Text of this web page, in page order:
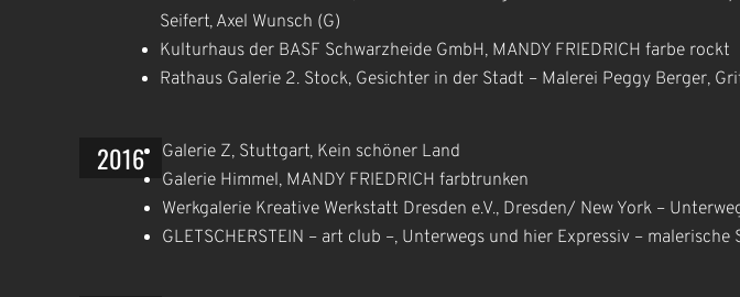
Seifert, Axel Wunsch (G)
Kulturhaus der BASF Schwarzheide GmbH, MANDY FRIEDRICH farbe rockt
Rathaus Galerie 2. Stock, Gesichter in der Stadt – Malerei Peggy Berger,
2016
Galerie Z, Stuttgart, Kein schöner Land
Galerie Himmel, MANDY FRIEDRICH farbtrunken
Werkgalerie Kreative Werkstatt Dresden e.V., Dresden/ New York –
GLETSCHERSTEIN – art club –, Unterwegs und hier Expressiv – malerische